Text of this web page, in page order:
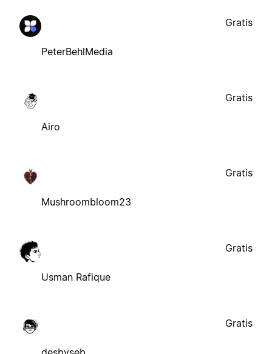
PeterBehlMedia
Gratis
Airo
Gratis
Mushroombloom23
Gratis
Usman Rafique
Gratis
Gratis